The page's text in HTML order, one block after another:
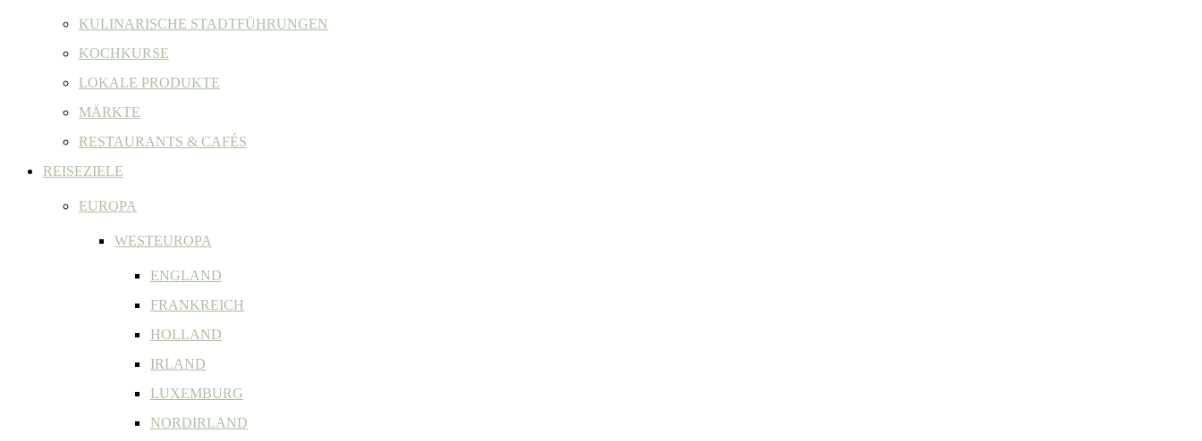
KULINARISCHE STADTFÜHRUNGEN
KOCHKURSE
LOKALE PRODUKTE
MÄRKTE
RESTAURANTS & CAFÉS
REISEZIELE
EUROPA
WESTEUROPA
ENGLAND
FRANKREICH
HOLLAND
IRLAND
LUXEMBURG
NORDIRLAND